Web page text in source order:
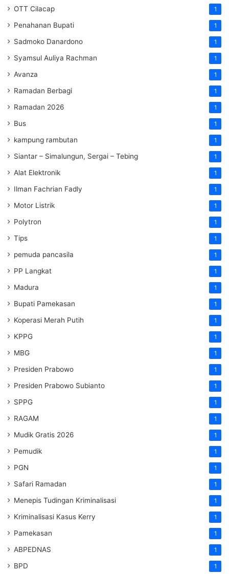
OTT Cilacap 1
Penahanan Bupati 1
Sadmoko Danardono 1
Syamsul Auliya Rachman 1
Avanza 1
Ramadan Berbagi 1
Ramadan 2026 1
Bus 1
kampung rambutan 1
Siantar – Simalungun, Sergai – Tebing 1
Alat Elektronik 1
Ilman Fachrian Fadly 1
Motor Listrik 1
Polytron 1
Tips 1
pemuda pancasila 1
PP Langkat 1
Madura 1
Bupati Pamekasan 1
Koperasi Merah Putih 1
KPPG 1
MBG 1
Presiden Prabowo 1
Presiden Prabowo Subianto 1
SPPG 1
RAGAM 1
Mudik Gratis 2026 1
Pemudik 1
PGN 1
Safari Ramadan 1
Menepis Tudingan Kriminalisasi 1
Kriminalisasi Kasus Kerry 1
Pamekasan 1
ABPEDNAS 1
BPD 1